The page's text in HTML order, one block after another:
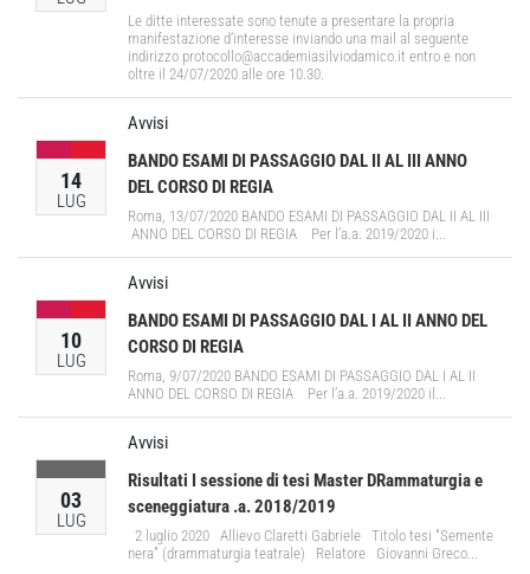
Le ditte interessate sono tenute a presentare la propria
manifestazione d’interesse inviando una mail al seguente
indirizzo protocollo@accademiasilviodamico.it entro e non
oltre il 24/07/2020 alle ore 10.30.
14
LUG
Avvisi
BANDO ESAMI DI PASSAGGIO DAL II AL III ANNO
DEL CORSO DI REGIA
Roma, 13/07/2020 BANDO ESAMI DI PASSAGGIO DAL II AL III
ANNO DEL CORSO DI REGIA Per l’a.a. 2019/2020 i...
10
LUG
Avvisi
BANDO ESAMI DI PASSAGGIO DAL I AL II ANNO DEL
CORSO DI REGIA
Roma, 9/07/2020 BANDO ESAMI DI PASSAGGIO DAL I AL II
ANNO DEL CORSO DI REGIA Per l’a.a. 2019/2020 il...
03
LUG
Avvisi
Risultati I sessione di tesi Master DRammaturgia e
sceneggiatura .a. 2018/2019
2 luglio 2020 Allievo Claretti Gabriele Titolo tesi “Semente
nera” (drammaturgia teatrale) Relatore Giovanni Greco...